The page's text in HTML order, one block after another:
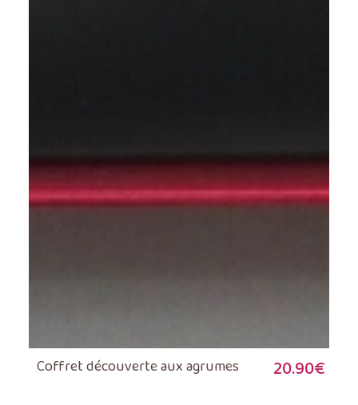
Coffret découverte aux agrumes 20.90€